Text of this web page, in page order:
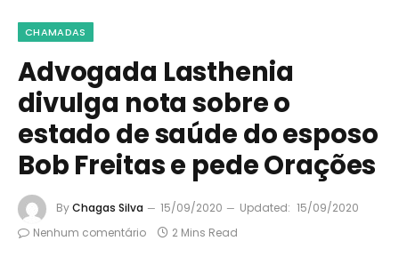
CHAMADAS
Advogada Lasthenia
divulga nota sobre o
estado de saúde do esposo
Bob Freitas e pede Orações
ByChagas Silva 15/09/2020 Updated: 15/09/2020
Nenhum comentário
2 Mins Read